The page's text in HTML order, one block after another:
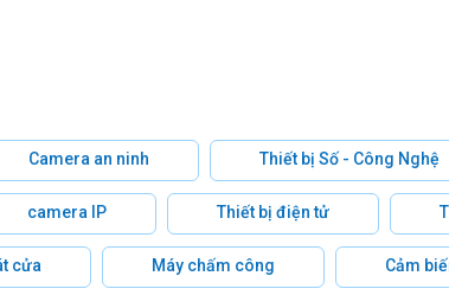
Camera an ninh Thiết bị Số - Công Nghệ
camera IP Thiết bị điện tử
cửa Máy chấm công Cảm